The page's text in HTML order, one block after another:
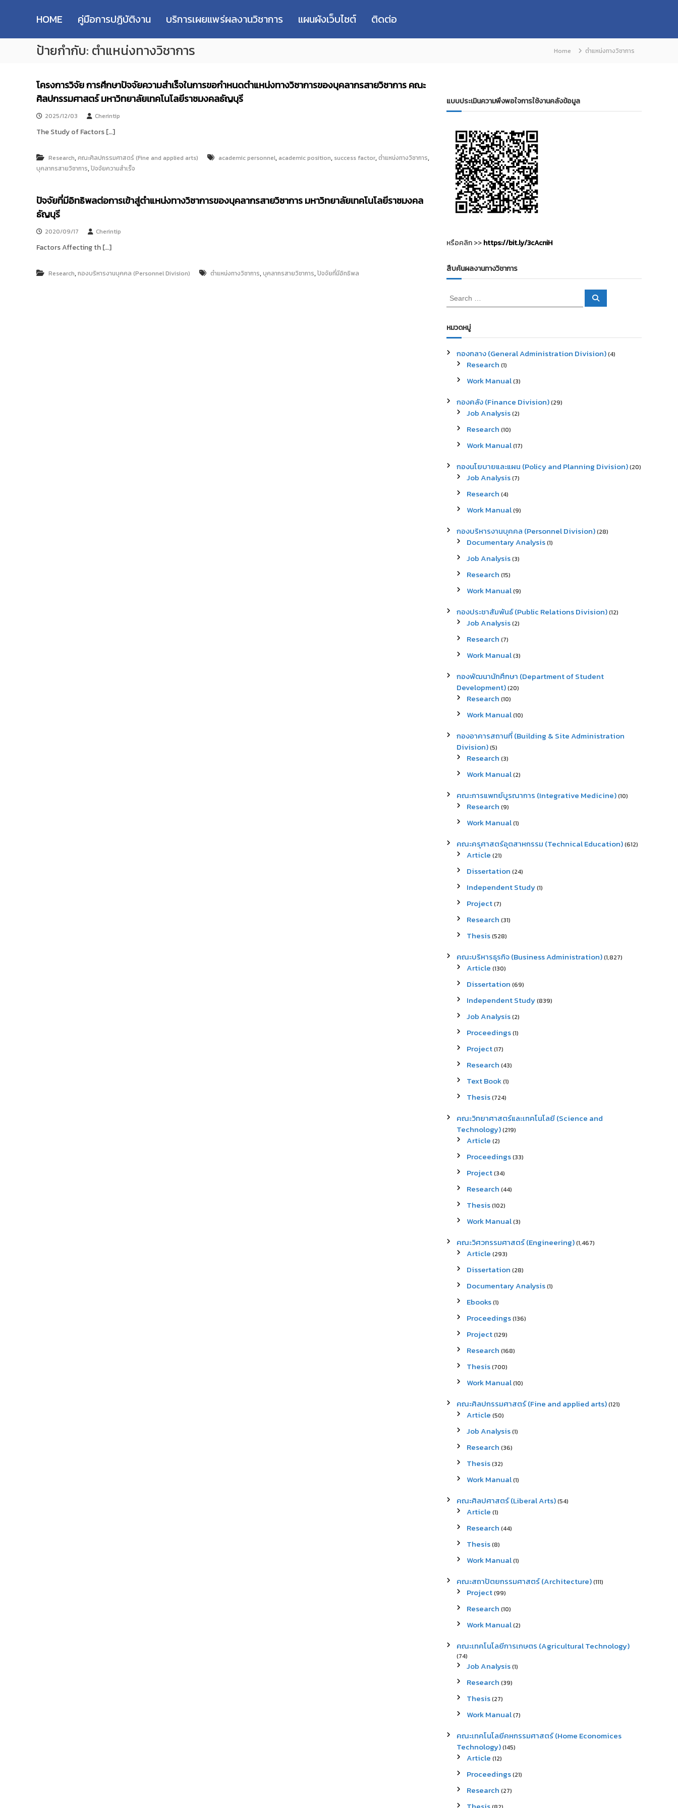
p
M
T
T
e
s
e
a
r
c
h
R
e
o
s
t
o
y
ห
วิ
ท
ย
เ
โ
โ
า
ช
ม
ง
ล
ญ
HOME คู่มือการปฏิบัติงาน บริการเผยแพร่ผลงานวิชาการ แผนผังเว็บไซต์ ติดต่อ
ป้ายกำกับ: ตำแหน่งทางวิชาการ Home ตำแหน่งทางวิชาการ
โครงการวิจัย การศึกษาปัจจัยความสำเร็จในการขอกำหนดตำแหน่งทางวิชาการของบุคลากรสายวิชาการ คณะ
ศิลปกรรมศาสตร์ มหาวิทยาลัยเทคโนโลยีราชมงคลธัญบุรี
2025/12/03 Cherintip
The Study of Factors […]
Research,คณะศิลปกรรมศาสตร์ (Fine and applied arts) academic personnel, academic position, success factor,ตำแหน่งทางวิชาการ,
บุคลากรสายวิชาการ,ปัจจัยความสำเร็จ
ปัจจัยที่มีอิทธิพลต่อการเข้าสู่ตำแหน่งทางวิชาการของบุคลากรสายวิชาการ มหาวิทยาลัยเทคโนโลยีราชมงคล
ธัญบุรี
2020/09/17 Cherintip
Factors Affecting th […]
Research,กองบริหารงานบุคคล (Personnel Division) ตำแหน่งทางวิชาการ,บุคลากรสายวิชาการ,ปัจจัยที่มีอิทธิพล
แบบประเมินความพึงพอใจการใช้งานคลังข้อมูล
หรือคลิก >>https://bit.ly/3cAcniH
สืบค้นผลงานทางวิชาการ
S
e
r
c
f
S
หมวดหมู่
กองกลาง (General Administration Division)(4)
Research (1)
Work Manual(3)
กองคลัง (Finance Division)(29)
Job Analysis(2)
Research (10)
Work Manual(17)
กองนโยบายและแผน (Policy and Planning Division)(20)
Job Analysis(7)
Research (4)
Work Manual(9)
กองบริหารงานบุคคล (Personnel Division)(28)
Documentary Analysis(1)
Job Analysis(3)
Research (15)
Work Manual(9)
กองประชาสัมพันธ์ (Public Relations Division)(12)
Job Analysis(2)
Research (7)
Work Manual(3)
กองพัฒนานักศึกษา (Department of Student
Development)(20)
Research (10)
Work Manual(10)
กองอาคารสถานที่ (Building & Site Administration
Division)(5)
Research (3)
Work Manual(2)
คณะการแพทย์บูรณาการ (Integrative Medicine)(10)
Research (9)
Work Manual(1)
คณะครุศาสตร์อุตสาหกรรม (Technical Education)(612)
Article (21)
Dissertation (24)
Independent Study(1)
Project(7)
Research (31)
Thesis(528)
คณะบริหารธุรกิจ (Business Administration)(1,827)
Article (130)
Dissertation (69)
Independent Study(839)
Job Analysis(2)
Proceedings(1)
Project(17)
Research (43)
Text Book(1)
Thesis(724)
คณะวิทยาศาสตร์และเทคโนโลยี (Science and
Technology)(219)
Article (2)
Proceedings(33)
Project(34)
Research (44)
Thesis(102)
Work Manual(3)
คณะวิศวกรรมศาสตร์ (Engineering)(1,467)
Article (293)
Dissertation (28)
Documentary Analysis(1)
Ebooks(1)
Proceedings(136)
Project(129)
Research (168)
Thesis(700)
Work Manual(10)
คณะศิลปกรรมศาสตร์ (Fine and applied arts)(121)
Article (50)
Job Analysis(1)
Research (36)
Thesis(32)
Work Manual(1)
คณะศิลปศาสตร์ (Liberal Arts)(54)
Article (1)
Research (44)
Thesis(8)
Work Manual(1)
คณะสถาปัตยกรรมศาสตร์ (Architecture)(111)
Project(99)
Research (10)
Work Manual(2)
คณะเทคโนโลยีการเกษตร (Agricultural Technology)
(74)
Job Analysis(1)
Research (39)
Thesis(27)
Work Manual(7)
คณะเทคโนโลยีคหกรรมศาสตร์ (Home Economices
Technology)(145)
Article (12)
Proceedings(21)
Research (27)